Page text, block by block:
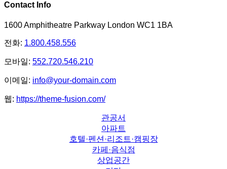
Contact Info
1600 Amphitheatre Parkway London WC1 1BA
전화: 1.800.458.556
모바일: 552.720.546.210
이메일: info@your-domain.com
웹: https://theme-fusion.com/
관공서
아파트
호텔·펜션·리조트·캠핑장
카페·음식점
상업공간